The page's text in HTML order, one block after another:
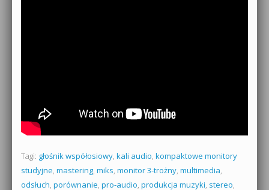
Tagi: głośnik współosiowy, kali audio, kompaktowe monitory
studyjne, mastering, miks, monitor 3-trożny, multimedia,
odsłuch, porównanie, pro-audio, produkcja muzyki, stereo,